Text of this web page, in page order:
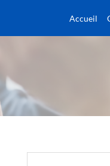
Accueil